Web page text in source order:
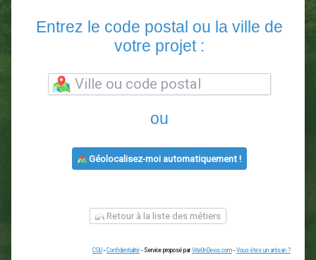
votre projet :
ou